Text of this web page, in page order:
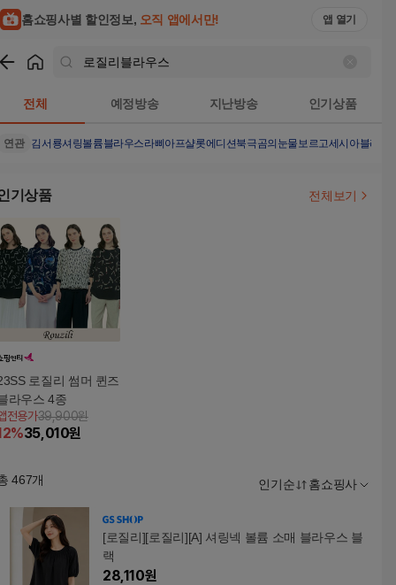
홈쇼핑사별 할인정보, 오직 앱에서만! 앱 열기
전체 예정방송 지난방송 인기상품
연관 김서룡셔링볼륨블라우스라삐아프샬롯에디션북극곰의눈물보르고세시아블라우
기상품 전체보기
로질리 썸머 퀸즈
라우스 4종
전용가39,900원
%35,010원
467개 인기순 홈쇼핑사
[로질리][로질리][A] 셔링넥 볼륨 소매 블라우스 블
랙
28,110원